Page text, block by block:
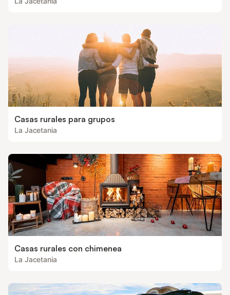
Casas rurales para grupos
La Jacetania
Casas rurales con chimenea
La Jacetania